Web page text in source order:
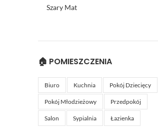
Szary Mat
🏠 POMIESZCZENIA
Biuro Kuchnia Pokój Dziecięcy
Pokój Młodzieżowy Przedpokój
Salon Sypialnia Łazienka